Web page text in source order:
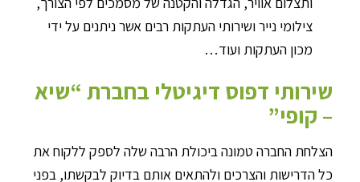
צילומי נייר ושירותי העתקות רבים אשר ניתנים על ידי
מכון העתקות ועוד…
שירותי דפוס דיגיטלי בחברת “שיא
– קופי”
הצלחת החברה טמונה ביכולת הרבה שלה לספק ללקוח את
כל הדרישות והצרכים ולהתאים אותם בדיוק לבקשתו, בפני